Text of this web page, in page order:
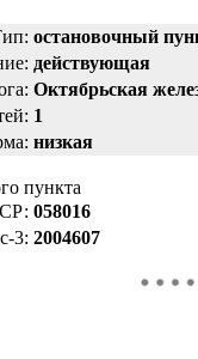
остановочный
действующая
Октябрьская
1
низкая
пункта
058016
3: 2004607